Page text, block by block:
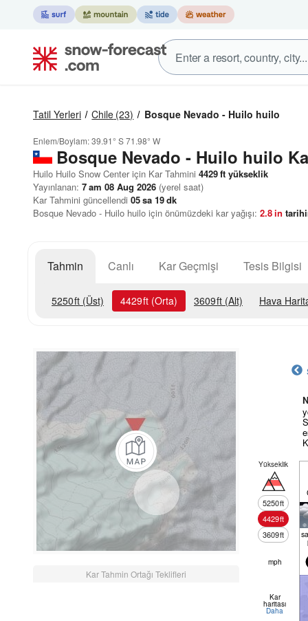
Tatil Yerleri Chile (23) Bosque Nevado - Huilo huilo
Enlem/Boylam:39.91° S71.98° W
Bosque Nevado - Huilo huilo
Huilo Huilo Snow Center için Kar Tahmini 4429ft yükseklik
Yayınlanan: 7 am 08 Aug 2026 (yerel saat)
Kar Tahmini güncellendi 05sa 19dk
Bosque Nevado - Huilo huilo için önümüzdeki kar yağışı: 2.8in
Tahmin Canlı Kar Geçmişi Tesis Bilgisi
5250ft (Üst) 4429ft (Orta) 3609ft (Alt) Hava
Kar Tahmin Ortağı Teklifleri
Yükseklik
5250ft
4429ft
3609ft
mph
Kar
haritası
Daha